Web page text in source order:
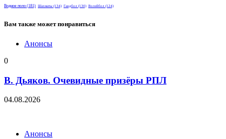
Водное поло (181) Шахматы (134) Гандбол (130) Волейбол (124)
Вам также может понравиться
Анонсы
0
В. Дьяков. Очевидные призёры РПЛ
04.08.2026
Анонсы